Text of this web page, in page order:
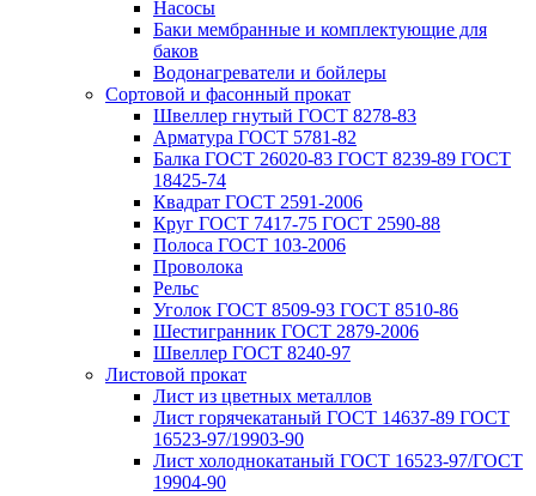
Насосы
Баки мембранные и комплектующие для
баков
Водонагреватели и бойлеры
Сортовой и фасонный прокат
Швеллер гнутый ГОСТ 8278-83
Арматура ГОСТ 5781-82
Балка ГОСТ 26020-83 ГОСТ 8239-89 ГОСТ
18425-74
Квадрат ГОСТ 2591-2006
Круг ГОСТ 7417-75 ГОСТ 2590-88
Полоса ГОСТ 103-2006
Проволока
Рельс
Уголок ГОСТ 8509-93 ГОСТ 8510-86
Шестигранник ГОСТ 2879-2006
Швеллер ГОСТ 8240-97
Листовой прокат
Лист из цветных металлов
Лист горячекатаный ГОСТ 14637-89 ГОСТ
16523-97/19903-90
Лист холоднокатаный ГОСТ 16523-97/ГОСТ
19904-90